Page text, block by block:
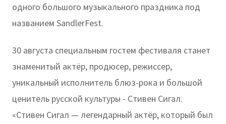
одного большого музыкального праздника под
названием SandlerFest.
30 августа специальным гостем фестиваля станет
знаменитый актёр, продюсер, режиссер,
уникальный исполнитель блюз-рока и большой
ценитель русской культуры - Стивен Сигал.
«Стивен Сигал — легендарный актёр, который был